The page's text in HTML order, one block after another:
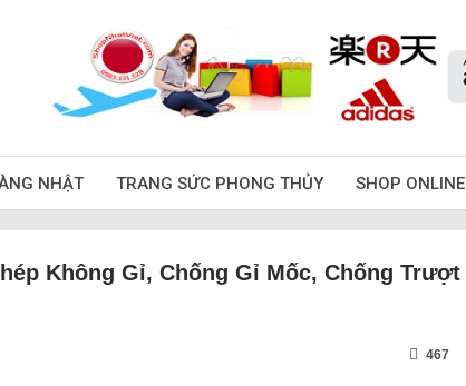
NHẬT TRANG SỨC PHONG THỦY SHOP ONLINE
Không Gỉ, Chống Gỉ Mốc, Chống Trượt
467